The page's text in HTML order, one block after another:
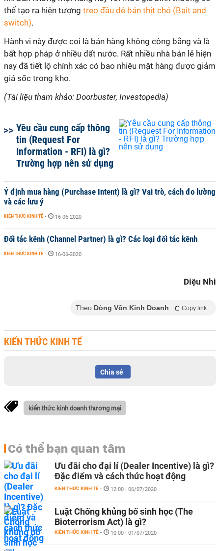
thể tạo ra hiện tượng treo đầu dê bán thịt chó (Bait and
switch).
Hành vi này được coi là bán hàng không công bằng và là
bất hợp pháp ở nhiều đất nước. Rất nhiều nhà bán lẻ hiện
nay đã tiết lộ chính xác có bao nhiêu mặt hàng được giảm
giá sốc trong kho.
(Tài liệu tham khảo: Doorbuster, Investopedia)
Yêu cầu cung cấp thông
tin (Request For
Information - RFI) là gì?
Trường hợp nên sử dụng
Ý định mua hàng (Purchase Intent) là gì? Vai trò, cách đo lường
và các lưu ý
KIẾN THỨC KINH TẾ - 16-06-2020
Đối tác kênh (Channel Partner) là gì? Các loại đối tác kênh
KIẾN THỨC KINH TẾ - 16-06-2020
Diệu Nhi
Theo Dòng Vốn Kinh Doanh Copy link
KIẾN THỨC KINH TẾ
Chia sẻ
kiến thức kinh doanh thương mại
Có thể bạn quan tâm
Ưu đãi cho đại lí (Dealer Incentive) là gì?
Đặc điểm và cách thức hoạt động
KIẾN THỨC KINH TẾ - 12:00 | 06/07/2020
Luật Chống khủng bố sinh học (The
Bioterrorism Act) là gì?
KIẾN THỨC KINH TẾ - 10:00 | 01/07/2020